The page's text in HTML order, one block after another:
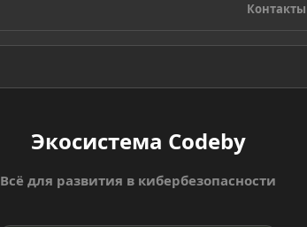
Контакты
Экосистема Codeby
Всё для развития в кибербезопасности